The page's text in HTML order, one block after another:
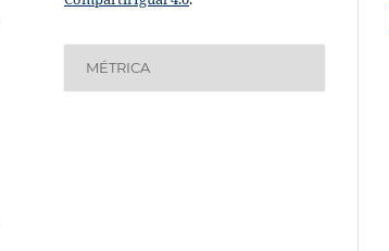
MÉTRICA